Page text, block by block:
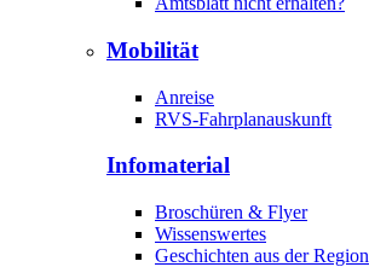
Mobilität
Anreise
RVS-Fahrplanauskunft
Infomaterial
Broschüren & Flyer
Wissenswertes
Geschichten aus der Region